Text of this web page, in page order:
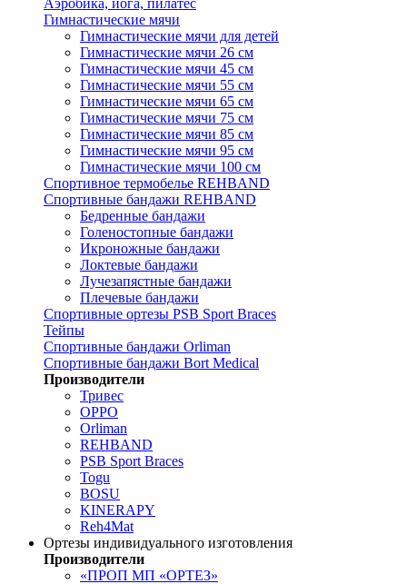
Аэробика, йога, пилатес
Гимнастические мячи
Гимнастические мячи для детей
Гимнастические мячи 26 см
Гимнастические мячи 45 см
Гимнастические мячи 55 см
Гимнастические мячи 65 см
Гимнастические мячи 75 см
Гимнастические мячи 85 см
Гимнастические мячи 95 см
Гимнастические мячи 100 см
Спортивное термобелье REHBAND
Спортивные бандажи REHBAND
Бедренные бандажи
Голеностопные бандажи
Икроножные бандажи
Локтевые бандажи
Лучезапястные бандажи
Плечевые бандажи
Спортивные ортезы PSB Sport Braces
Тейпы
Спортивные бандажи Orliman
Спортивные бандажи Bort Medical
Производители
Тривес
OPPO
Orliman
REHBAND
PSB Sport Braces
Togu
BOSU
KINERAPY
Reh4Mat
Ортезы индивидуального изготовления
Производители
«ПРОП МП «ОРТЕЗ»